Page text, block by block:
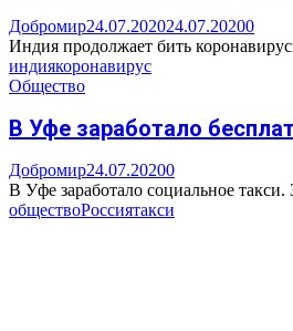
Добромир24.07.202024.07.20200
Индия продолжает бить
индиякоронавирус
Общество
В Уфе заработало
Добромир24.07.20200
В Уфе заработало социальное
обществоРоссиятакси